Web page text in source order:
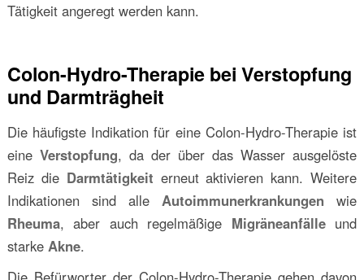
Tätigkeit angeregt werden kann.
Colon-Hydro-Therapie bei Verstopfung
und Darmträgheit
Die häufigste Indikation für eine Colon-Hydro-Therapie ist
eine Verstopfung, da der über das Wasser ausgelöste
Reiz die Darmtätigkeit erneut aktivieren kann. Weitere
Indikationen sind alleAutoimmunerkrankungen wie
Rheuma, aber auch regelmäßige Migräneanfälleund
starke Akne.